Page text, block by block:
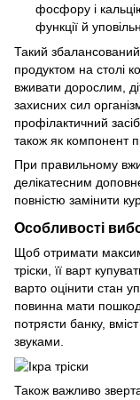
фосфору і
функції й
Такий збалансований
продуктом на столі
вживати дорослим,
захисних сил
профілактичний
також як компонент
При правильному
делікатесним
повністю замінити
Особливості
Щоб отримати
тріски, її варт
варто оцінити стан
повинна мати
потрясти банку,
звуками.
Також важливо